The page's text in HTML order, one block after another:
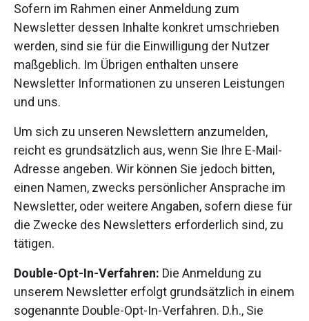
Sofern im Rahmen einer Anmeldung zum
Newsletter dessen Inhalte konkret umschrieben
werden, sind sie für die Einwilligung der Nutzer
maßgeblich. Im Übrigen enthalten unsere
Newsletter Informationen zu unseren Leistungen
und uns.
Um sich zu unseren Newslettern anzumelden,
reicht es grundsätzlich aus, wenn Sie Ihre E-Mail-
Adresse angeben. Wir können Sie jedoch bitten,
einen Namen, zwecks persönlicher Ansprache im
Newsletter, oder weitere Angaben, sofern diese für
die Zwecke des Newsletters erforderlich sind, zu
tätigen.
Double-Opt-In-Verfahren: Die Anmeldung zu
unserem Newsletter erfolgt grundsätzlich in einem
sogenannte Double-Opt-In-Verfahren. D.h., Sie